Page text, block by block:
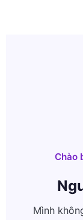
Chào
Mình